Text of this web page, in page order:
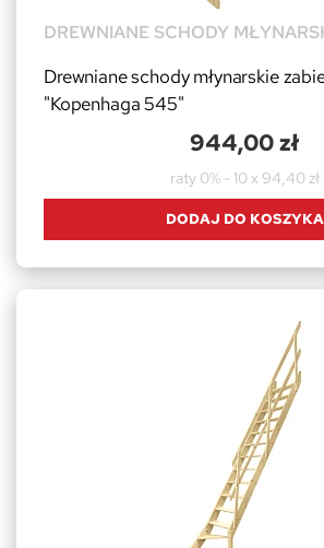
DREWNIANE SCHODY
Drewniane schody młynarskie
"Kopenhaga 545"
944,00 zł
raty 0% - 10 x 94,40 zł
DODAJ DO KOSZYKA